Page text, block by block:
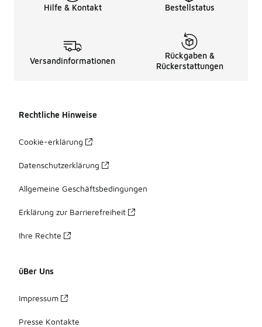
Hilfe & Kontakt Bestellstatus
Versandinformationen
Rückgaben &
Rückerstattungen
Rechtliche Hinweise
Cookie-erklärung
Datenschutzerklärung
Allgemeine Geschäftsbedingungen
Erklärung zur Barrierefreiheit
Ihre Rechte
üBer Uns
Impressum
Presse Kontakte